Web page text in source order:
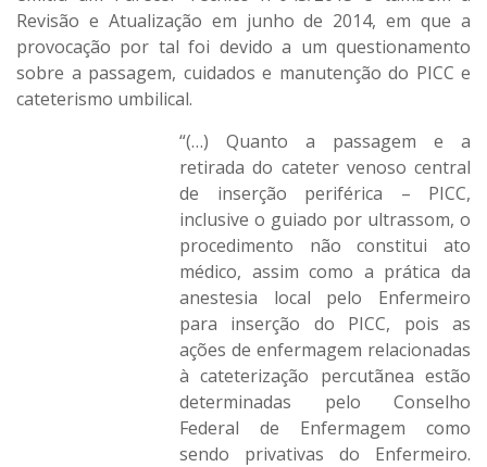
Revisão e Atualização em junho de 2014, em que a
provocação por tal foi devido a um questionamento
sobre a passagem, cuidados e manutenção do PICC e
cateterismo umbilical.
“(…) Quanto a passagem e a
retirada do cateter venoso central
de inserção periférica – PICC,
inclusive o guiado por ultrassom, o
procedimento não constitui ato
médico, assim como a prática da
anestesia local pelo Enfermeiro
para inserção do PICC, pois as
ações de enfermagem relacionadas
à cateterização percutãnea estão
determinadas pelo Conselho
Federal de Enfermagem como
sendo privativas do Enfermeiro.